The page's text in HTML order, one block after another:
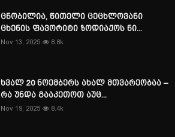
ცნობილია, წითელი ცეცხლოვანი
ცხენის ფავორიტი ზოდიაქოს ნი...
Nov 13, 2025 8.8k
ხვალ 20 ნოემბერს ახალ მთვარეობაა –
რა უნდა გააკეთოთ აუც...
Nov 19, 2025 8.4k